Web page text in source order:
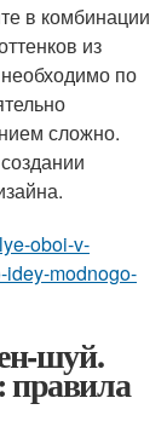
в комбинации
из
по
сложно.
oboi-v-
modnogo-
шуй.